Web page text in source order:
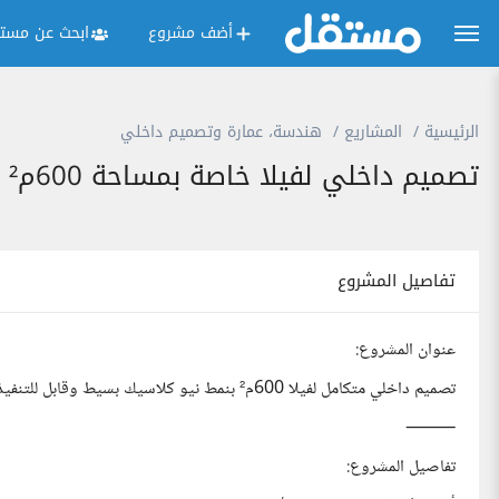
أضف مشروع ابحث عن
الرئيسية المشاريع هندسة، عمارة وتصميم داخلي
تصميم داخلي لفيلا خاصة بمساحة 600م²
تفاصيل المشروع
عنوان المشروع:
تصميم داخلي متكامل لفيلا 600م² بنمط نيو كلاسيك بسيط وقابل للتنفيذ
⸻
تفاصيل المشروع: